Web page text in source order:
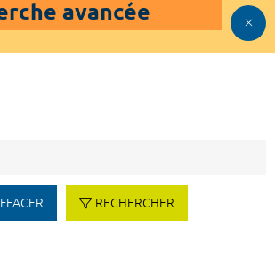
avancée
RECHERCHER